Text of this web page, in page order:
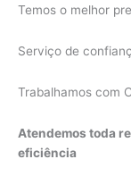
Temos o melhor
Serviço de
Trabalhamos com
Atendemos toda
eficiência